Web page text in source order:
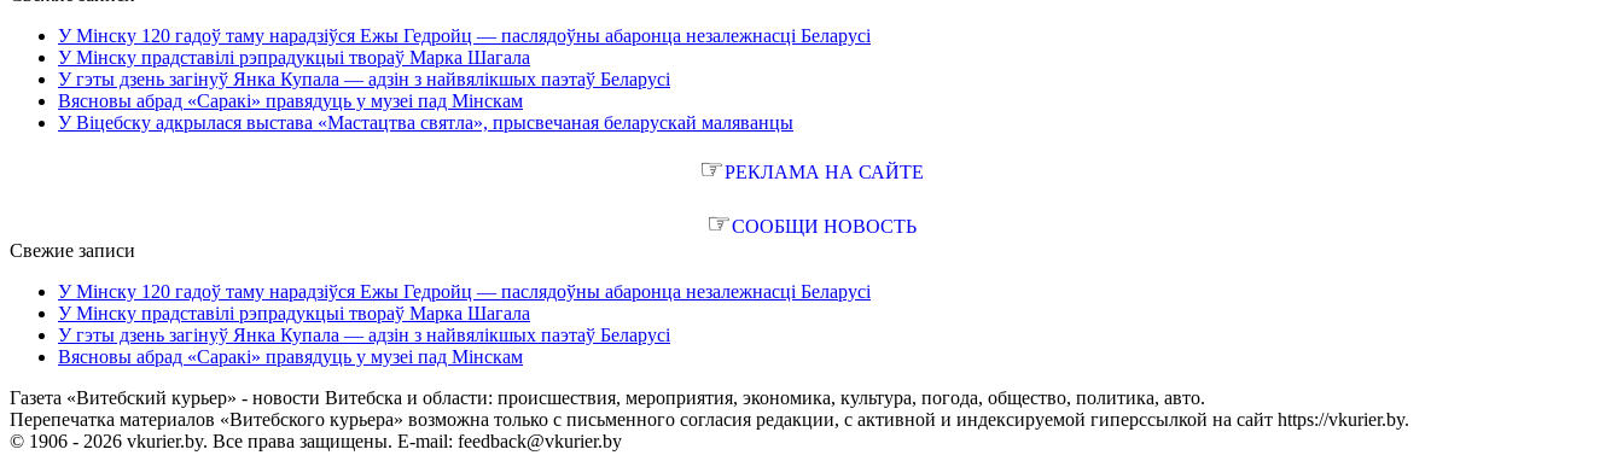
У Мінску 120 гадоў таму нарадзіўся Ежы Гедройц — паслядоўны абаронца незалежнасці Беларусі
У Мінску прадставілі рэпрадукцыі твораў Марка Шагала
У гэты дзень загінуў Янка Купала — адзін з найвялікшых паэтаў Беларусі
Вясновы абрад «Саракі» правядуць у музеі пад Мінскам
У Віцебску адкрылася выстава «Мастацтва святла», прысвечаная беларускай маляванцы
☞РЕКЛАМА НА САЙТЕ
☞СООБЩИ НОВОСТЬ
Свежие записи
У Мінску 120 гадоў таму нарадзіўся Ежы Гедройц — паслядоўны абаронца незалежнасці Беларусі
У Мінску прадставілі рэпрадукцыі твораў Марка Шагала
У гэты дзень загінуў Янка Купала — адзін з найвялікшых паэтаў Беларусі
Вясновы абрад «Саракі» правядуць у музеі пад Мінскам
Газета «Витебский курьер» - новости Витебска и области: происшествия, мероприятия, экономика, культура, погода, общество, политика, авто.
Перепечатка материалов «Витебского курьера» возможна только с письменного согласия редакции, с активной и индексируемой гиперссылкой на сайт https://vkurier.by.
© 1906 - 2026 vkurier.by. Все права защищены. E-mail: feedback@vkurier.by